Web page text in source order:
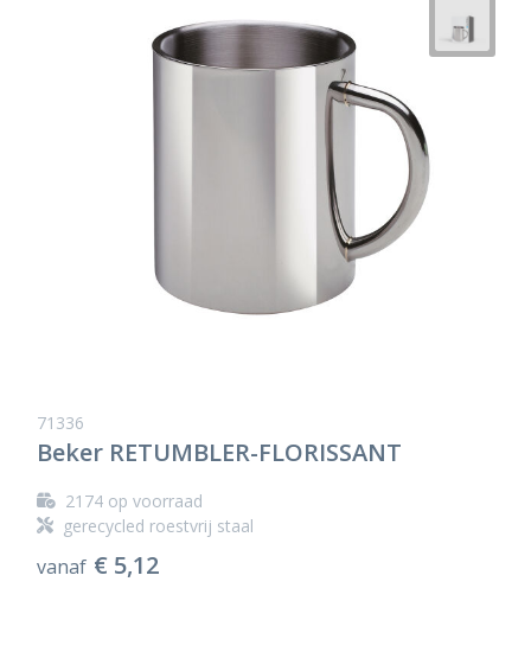
71336
Beker RETUMBLER-FLORISSANT
2174op voorraad
gerecycled roestvrij staal
vanaf € 5,12